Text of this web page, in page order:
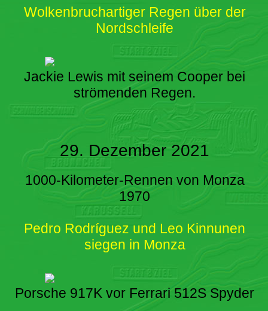
Wolkenbruchartiger Regen über der
Nordschleife
Jackie Lewis mit seinem Cooper bei
strömenden Regen.
29. Dezember 2021
1000-Kilometer-Rennen von Monza
1970
Pedro Rodríguez und Leo Kinnunen
siegen in Monza
Porsche 917K vor Ferrari 512S Spyder